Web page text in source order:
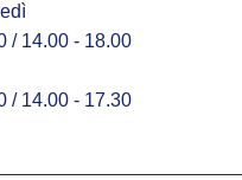
/ 14.00 - 18.00
/ 14.00 - 17.30